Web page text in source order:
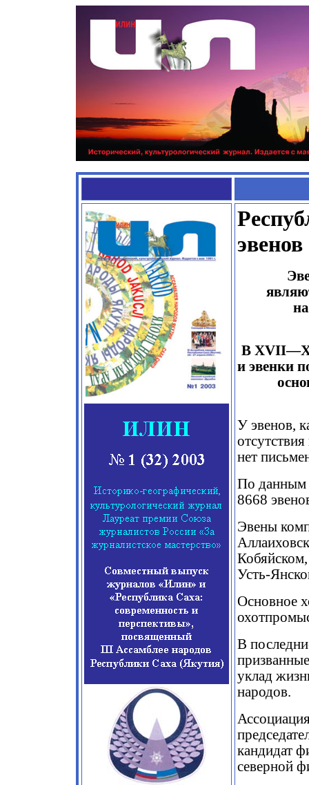
эвенов
В
и эвенки
У эвенов,
нет
По данным
8668
Эвены
Усть-
Основное
В
уклад
народов.
кандидат
северной